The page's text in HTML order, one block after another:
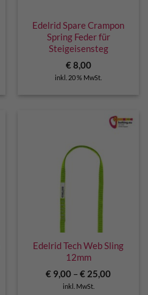
Edelrid Spare Crampon
Spring Feder für
Steigeisensteg
€8,00
inkl. 20 % MwSt.
Edelrid Tech Web Sling
12mm
€ 9,00 – € 25,00
inkl. MwSt.